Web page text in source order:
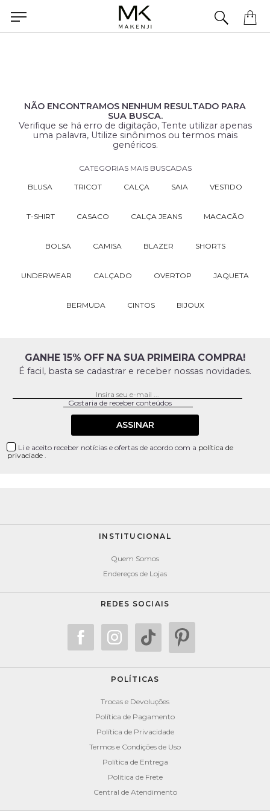
NÃO ENCONTRAMOS NENHUM RESULTADO PARA
SUA BUSCA.
Verifique se há erro de digitação, Tente utilizar apenas
uma palavra, Utilize sinônimos ou termos mais
genéricos.
CATEGORIAS MAIS BUSCADAS
BLUSA TRICOT CALÇA SAIA VESTIDO
T-SHIRT CASACO CALÇA JEANS MACACÃO
BOLSA CAMISA BLAZER SHORTS
UNDERWEAR CALÇADO OVERTOP JAQUETA
BERMUDA CINTOS BIJOUX
GANHE 15% OFF NA SUA PRIMEIRA COMPRA!
É facil, basta se cadastrar e receber nossas novidades.
ASSINAR
Li e aceito receber notícias e ofertas de acordo com a política de
privaciade
INSTITUCIONAL
Quem Somos
Endereços de Lojas
REDES SOCIAIS
POLÍTICAS
Trocas e Devoluções
Política de Pagamento
Política de Privacidade
Termos e Condições de Uso
Política de Entrega
Política de Frete
Central de Atendimento